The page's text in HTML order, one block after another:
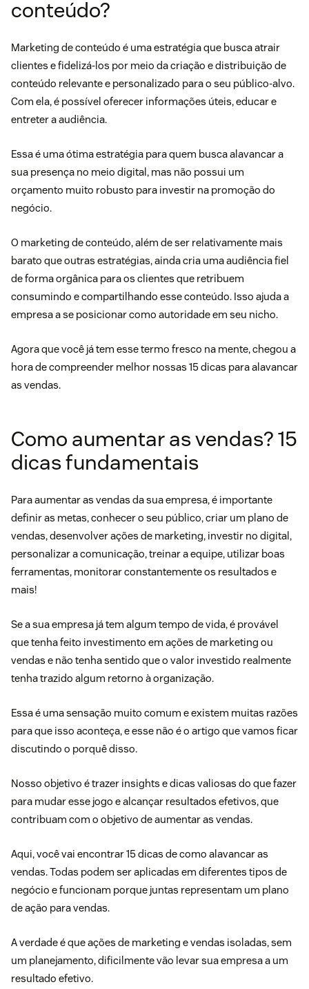
conteúdo?
Marketing de conteúdo é uma estratégia que busca atrair
clientes e fidelizá-los por meio da criação e distribuição de
conteúdo relevante e personalizado para o seu público-alvo.
Com ela, é possível oferecer informações úteis, educar e
entreter a audiência.
Essa é uma ótima estratégia para quem busca alavancar a
sua presença no meio digital, mas não possui um
orçamento muito robusto para investir na promoção do
negócio.
O marketing de conteúdo, além de ser relativamente mais
barato que outras estratégias, ainda cria uma audiência fiel
de forma orgânica para os clientes que retribuem
consumindo e compartilhando esse conteúdo. Isso ajuda a
empresa a se posicionar como autoridade em seu nicho.
Agora que você já tem esse termo fresco na mente, chegou a
hora de compreender melhor nossas 15 dicas para alavancar
as vendas.
Como aumentar as vendas? 15
dicas fundamentais
Para aumentar as vendas da sua empresa, é importante
definir as metas, conhecer o seu público, criar um plano de
vendas, desenvolver ações de marketing, investir no digital,
personalizar a comunicação, treinar a equipe, utilizar boas
ferramentas, monitorar constantemente os resultados e
mais!
Se a sua empresa já tem algum tempo de vida, é provável
que tenha feito investimento em ações de marketing ou
vendas e não tenha sentido que o valor investido realmente
tenha trazido algum retorno à organização.
Essa é uma sensação muito comum e existem muitas razões
para que isso aconteça, e esse não é o artigo que vamos ficar
discutindo o porquê disso.
Nosso objetivo é trazer insights e dicas valiosas do que fazer
para mudar esse jogo e alcançar resultados efetivos, que
contribuam com o objetivo de aumentar as vendas.
Aqui, você vai encontrar 15 dicas de como alavancar as
vendas. Todas podem ser aplicadas em diferentes tipos de
negócio e funcionam porque juntas representam um plano
de ação para vendas.
A verdade é que ações de marketing e vendas isoladas, sem
um planejamento, dificilmente vão levar sua empresa a um
resultado efetivo.